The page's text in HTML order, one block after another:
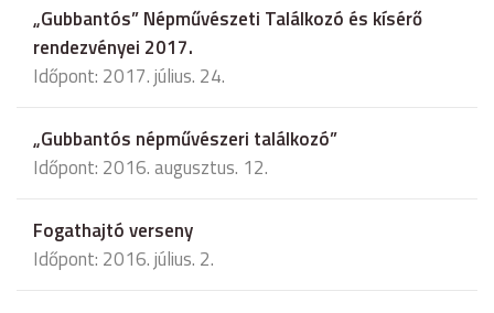
„Gubbantós” Népművészeti Találkozó és kísérő
rendezvényei 2017.
Időpont: 2017. július. 24.
„Gubbantós népművészeri találkozó”
Időpont: 2016. augusztus. 12.
Fogathajtó verseny
Időpont: 2016. július. 2.